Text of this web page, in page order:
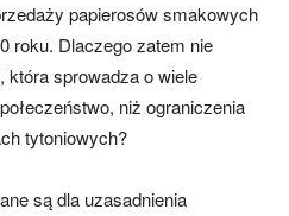
papierosów smakowych
roku. Dlaczego zatem nie
sprowadza o wiele
niż ograniczenia
tytoniowych?
są dla uzasadnienia